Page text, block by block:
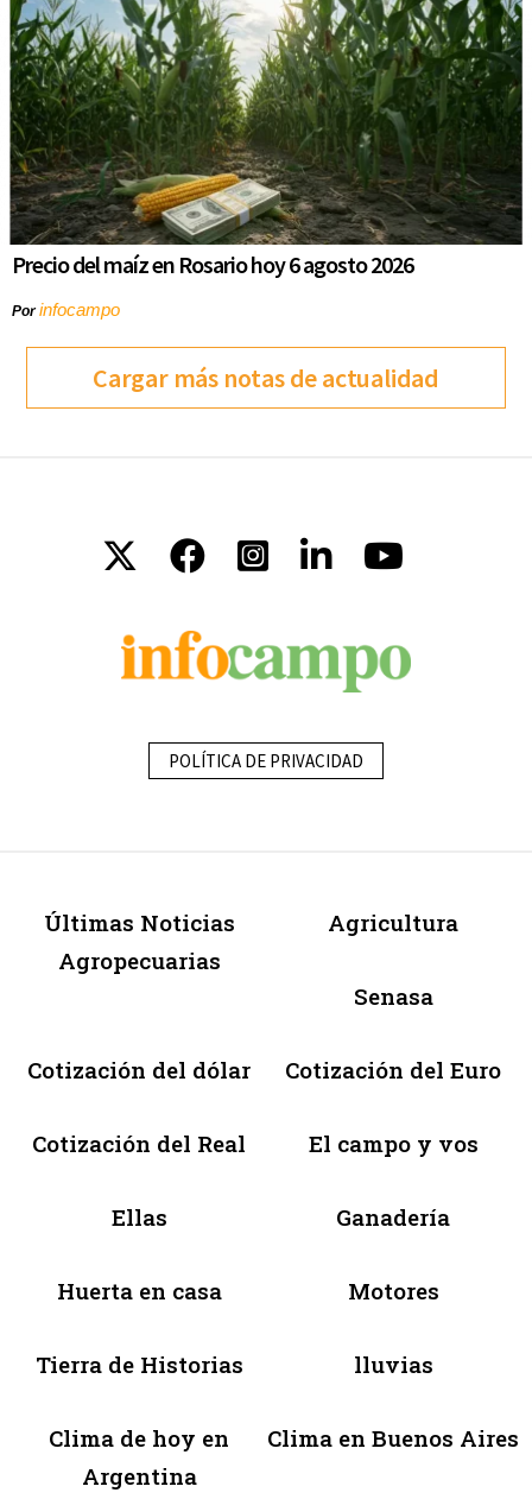
Precio del maíz en Rosario hoy 6 agosto 2026
Porinfocampo
Cargar más notas de actualidad
POLÍTICA DE PRIVACIDAD
Últimas Noticias
Agropecuarias
Agricultura
Senasa
Cotización del dólar Cotización del Euro
Cotización del Real El campo y vos
Ellas Ganadería
Huerta en casa Motores
Tierra de Historias lluvias
Clima de hoy en
Argentina
Clima en Buenos Aires